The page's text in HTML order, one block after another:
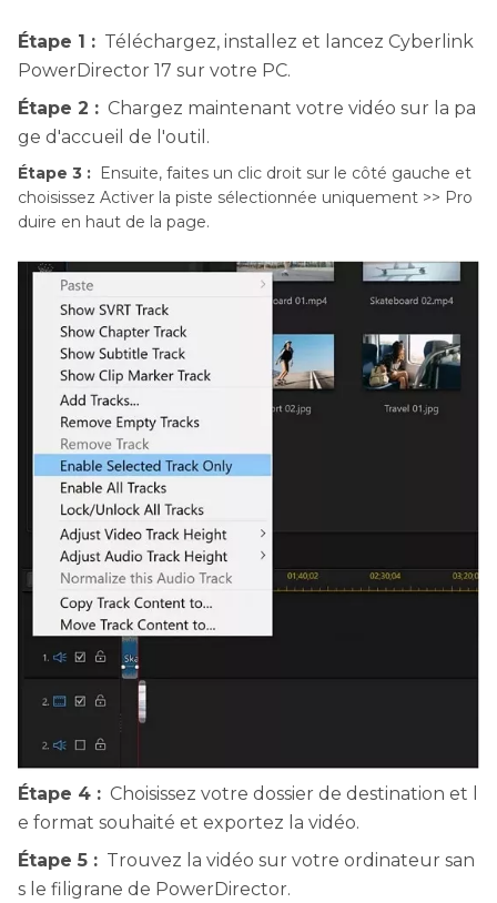
Étape 1 : Téléchargez, installez et lancez Cyberlink
PowerDirector 17 sur votre PC.
Étape 2 : Chargez maintenant votre vidéo sur la pa
ge d'accueil de l'outil.
Étape 3 : Ensuite, faites un clic droit sur le côté gauche et
choisissez Activer la piste sélectionnée uniquement >> Pro
duire en haut de la page.
Étape 4 : Choisissez votre dossier de destination et l
e format souhaité et exportez la vidéo.
Étape 5 : Trouvez la vidéo sur votre ordinateur san
s le filigrane de PowerDirector.